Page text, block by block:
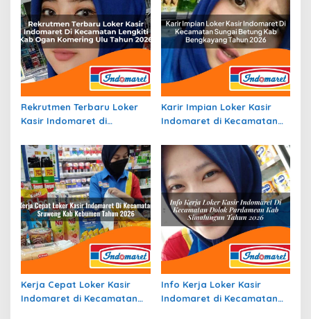
Rekrutmen Terbaru Loker
Kasir Indomaret di
Ogan Komering Ulu Tahun
2026
Karir Impian Loker Kasir
Indomaret di Kecamatan
Bengkayang Tahun 2026
Kerja Cepat Loker Kasir
Indomaret di Kecamatan
Info Kerja Loker Kasir
Indomaret di Kecamatan